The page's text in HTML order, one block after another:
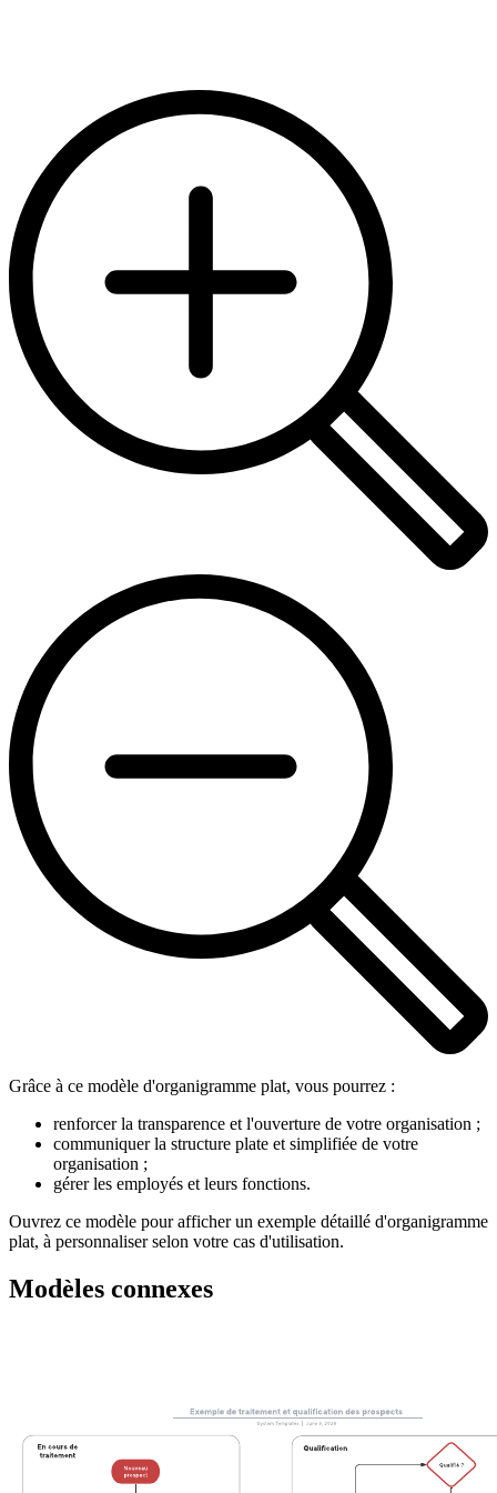
Grâce à ce modèle d'organigramme plat, vous pourrez :
renforcer la transparence et l'ouverture de votre organisation ;
communiquer la structure plate et simplifiée de votre
organisation ;
gérer les employés et leurs fonctions.
Ouvrez ce modèle pour afficher un exemple détaillé d'organigramme
plat, à personnaliser selon votre cas d'utilisation.
Modèles connexes